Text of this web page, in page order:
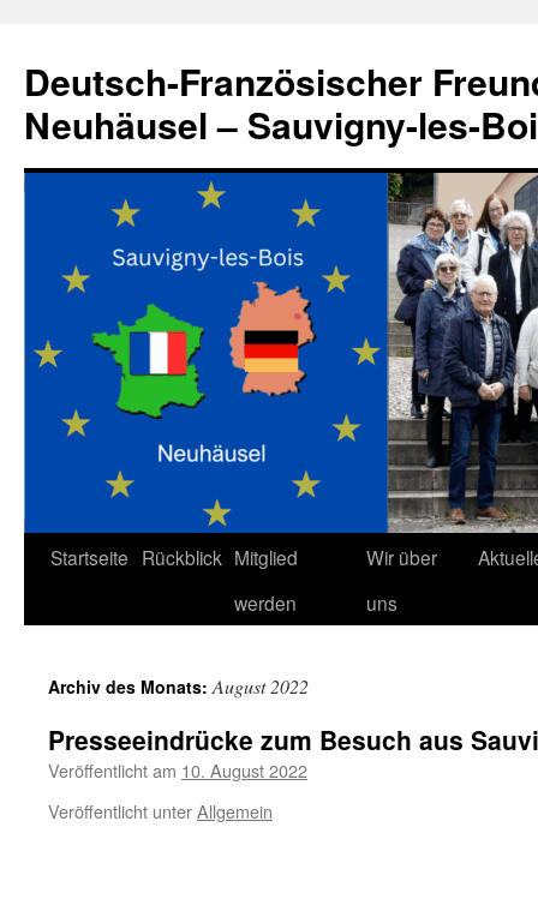
springen
Deutsch-Französischer
Neuhäusel – Sauvigny-les-
Startseite Rückblick Mitglied
werden
Wir über
uns
Archiv des Monats:August 2022
Presseeindrücke zum Besuch aus
Veröffentlicht am 10. August 2022
Veröffentlicht unterAllgemein